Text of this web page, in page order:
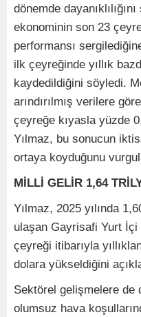
dönemde
ekonominin son 23
performansı
ilk çeyreğinde yıllık
kaydedildiğini söyledi.
arındırılmış verilere
çeyreğe kıyasla yüzde
Yılmaz, bu sonucun
ortaya koyduğunu
MİLLİ GELİR 1,64
Yılmaz, 2025 yılında
ulaşan Gayrisafi Yurt İçi
çeyreği itibarıyla
dolara yükseldiğini
Sektörel gelişmelere de
olumsuz hava